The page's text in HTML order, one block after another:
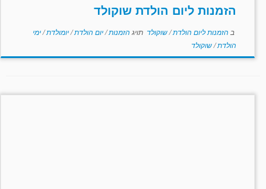
הזמנות ליום הולדת שוקולד
ב הזמנות ליום הולדת/שוקולד תויג הזמנות/יום הולדת/יומולדת/ימי
הולדת/שוקולד